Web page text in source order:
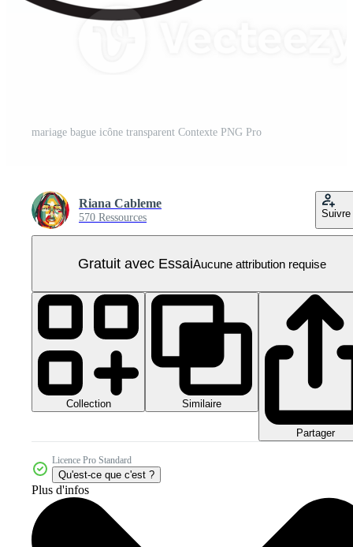
mariage bague icône transparent Contexte PNG Pro
Riana Cableme
570 Ressources Suivre
Gratuit avec EssaiAucune attribution requise
Collection Similaire
Partager
Licence Pro Standard
Qu'est-ce que c'est ?
Plus d'infos